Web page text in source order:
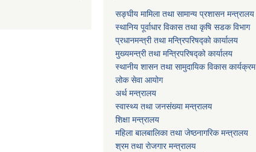
सङ्घीय मामिला तथा सामान्य प्रशासन मन्त्रालय
स्थानिय पूर्वाधार विकास तथा कृषि सडक विभाग
प्रधानमन्त्री तथा मन्त्रिपरिषद्को कार्यालय
मुख्यमन्त्री तथा मन्त्रिपरिषद्को कार्यालय
स्थानीय शासन तथा सामुदायिक विकास कार्यक्रम
लोक सेवा आयोग
अर्थ मन्त्रालय
स्वास्थ्य तथा जनस‌ंख्या मन्त्रालय
शिक्षा मन्त्रालय
महिला बालबालिका तथा जेष्ठनागरिक मन्त्रालय
श्रम तथा राेजगार मन्त्रालय